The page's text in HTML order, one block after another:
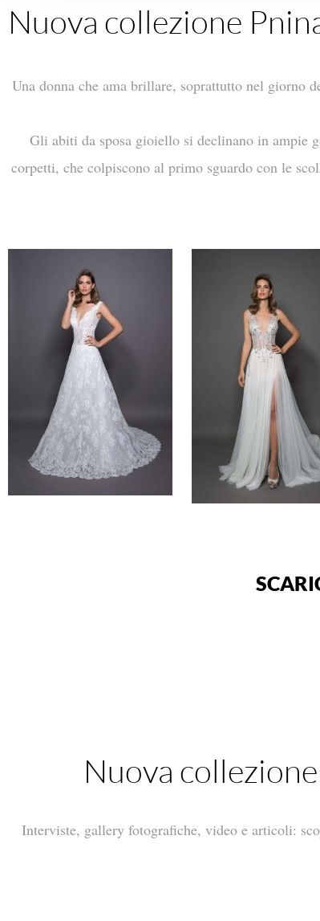
Nuova collezione
Una donna che ama brillare, soprattutto nel giorno
Gli abiti da sposa gioiello si declinano in ampie
corpetti, che colpiscono al primo sguardo con le
Nuova
Interviste, gallery fotografiche, video e articoli: